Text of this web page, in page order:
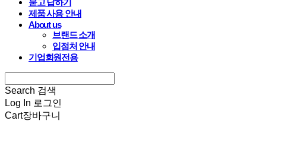
묻고 답하기
제품 사용 안내
About us
브랜드 소개
입점처 안내
기업회원전용
Search 검색
Log In 로그인
Cart장바구니